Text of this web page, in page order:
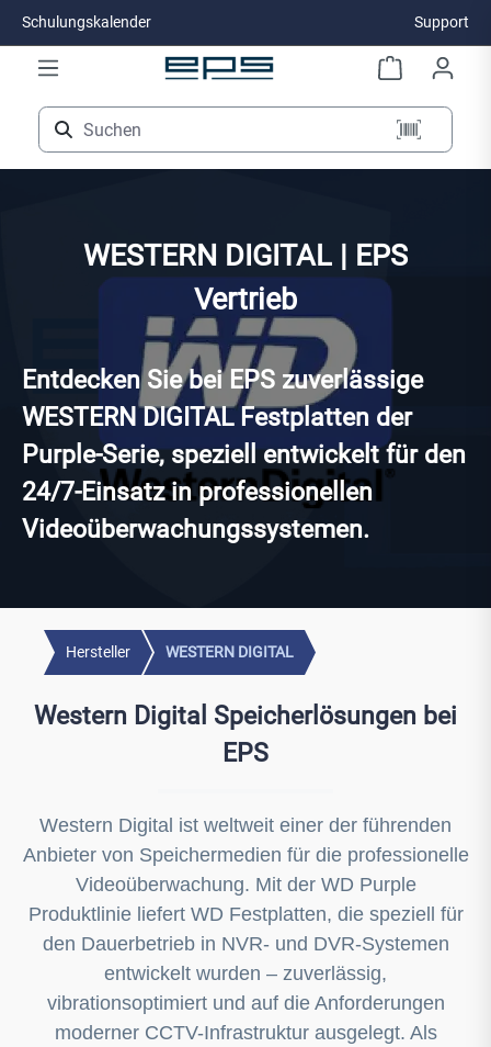
Zum Hauptinhalt springen
Schulungskalender Support
WESTERN DIGITAL | EPS
Vertrieb
Entdecken Sie bei EPS zuverlässige
WESTERN DIGITAL Festplatten der
Purple-Serie, speziell entwickelt für den
24/7-Einsatz in professionellen
Videoüberwachungssystemen.
Hersteller WESTERN DIGITAL
Western Digital Speicherlösungen bei
EPS
Western Digital ist weltweit einer der führenden
Anbieter von Speichermedien für die professionelle
Videoüberwachung. Mit der WD Purple
Produktlinie liefert WD Festplatten, die speziell für
den Dauerbetrieb in NVR- und DVR-Systemen
entwickelt wurden – zuverlässig,
vibrationsoptimiert und auf die Anforderungen
moderner CCTV-Infrastruktur ausgelegt. Als